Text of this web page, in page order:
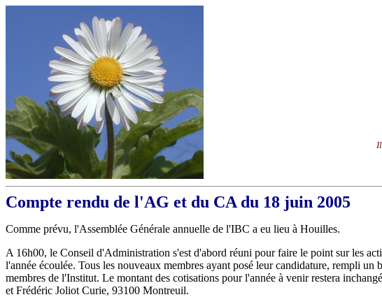
Compte rendu de l'AG et du CA du 18 juin 2005
Comme prévu, l'Assemblée Générale annuelle de l'IBC a eu lieu à Houilles.
A 16h00, le Conseil d'Administration s'est d'abord réuni pour faire le point sur les
l'année écoulée. Tous les nouveaux membres ayant posé leur candidature, rempli
membres de l'Institut. Le montant des cotisations pour l'année à venir restera
et Frédéric Joliot Curie, 93100 Montreuil.